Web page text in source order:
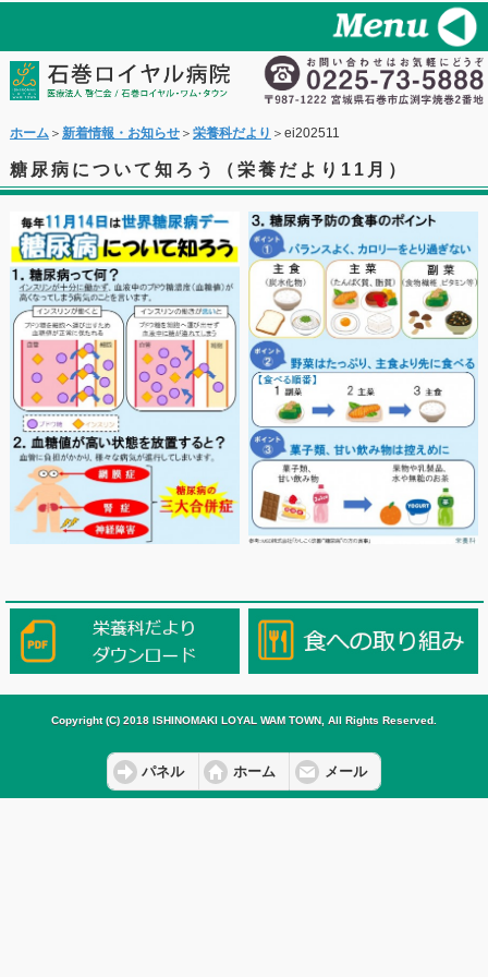
ホーム＞ 新着情報・お知らせ＞ 栄養科だより ＞ei202511
糖尿病について知ろう（栄養だより11月）
Copyright (C) 2018 ISHINOMAKI LOYAL WAM TOWN, All Rights Reserved.
パネル ホーム メール